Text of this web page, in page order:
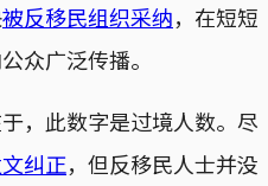
被反移民组织采纳，在短短
众广泛传播。
，此数字是过境人数。尽
纠正，但反移民人士并没